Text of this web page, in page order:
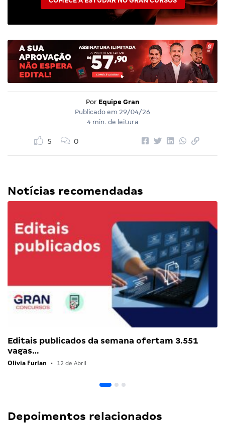
Por Equipe Gran
Publicado em 29/04/26
4 min. de leitura
5 0
Notícias recomendadas
Editais publicados da semana ofertam 3.551
vagas…
Olivia Furlan • 12 de Abril
Depoimentos relacionados